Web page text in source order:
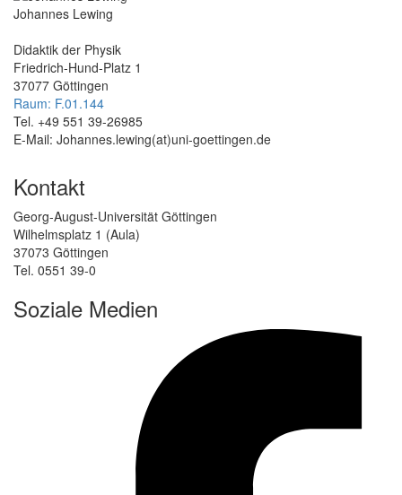
Johannes Lewing
Didaktik der Physik
Friedrich-Hund-Platz 1
37077 Göttingen
Raum: F.01.144
Tel. +49 551 39-26985
E-Mail: Johannes.lewing(at)uni-goettingen.de
Kontakt
Georg-August-Universität Göttingen
Wilhelmsplatz 1 (Aula)
37073 Göttingen
Tel. 0551 39-0
Soziale Medien